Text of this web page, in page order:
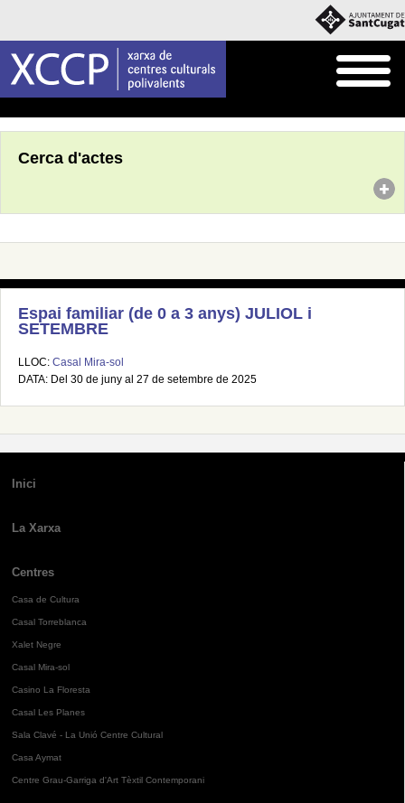
Cerca d'actes
Espai familiar (de 0 a 3 anys) JULIOL i
SETEMBRE
LLOC: Casal Mira-sol
DATA: Del 30 de juny al 27 de setembre de 2025
Inici
La Xarxa
Centres
Casa de Cultura
Casal Torreblanca
Xalet Negre
Casal Mira-sol
Casino La Floresta
Casal Les Planes
Sala Clavé - La Unió Centre Cultural
Casa Aymat
Centre Grau-Garriga d'Art Tèxtil Contemporani